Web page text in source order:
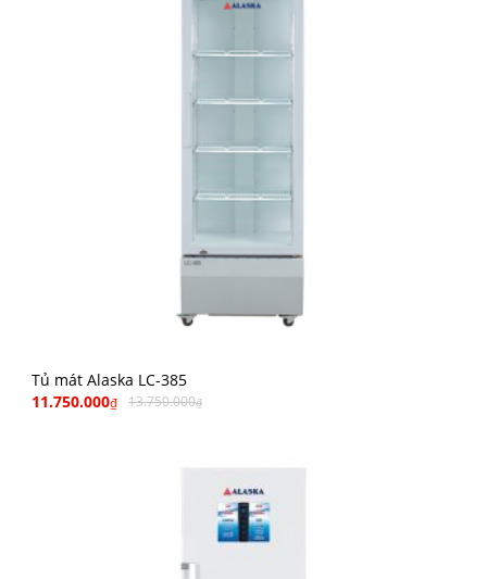
Tủ mát Alaska LC-385
11.750.000₫ 13.750.000₫